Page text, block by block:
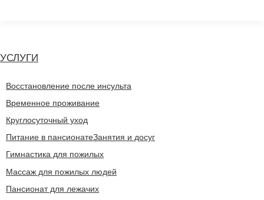
УСЛУГИ
Восстановление после инсульта
Временное проживание
Круглосуточный уход
Питание в пансионатеЗанятия и досуг
Гимнастика для пожилых
Массаж для пожилых людей
Пансионат для лежачих